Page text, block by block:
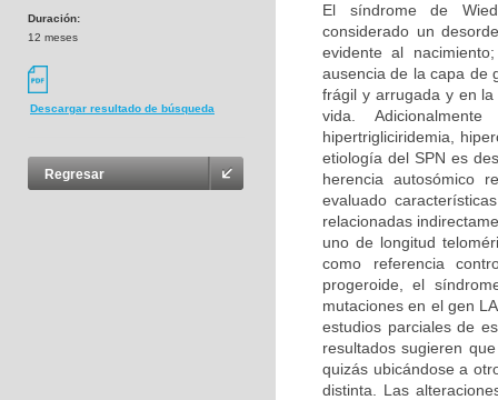
Duración:
12 meses
Descargar resultado de búsqueda
Regresar
El síndrome de
considerado un
evidente al
ausencia de la capa de
frágil y arrugada y en
vida.
hipertrigliciridemia,
etiología del SPN es
herencia autosómico
evaluado
relacionadas
uno de longitud
como referencia
progeroide, el
mutaciones en el gen
estudios parciales de
resultados sugieren
quizás ubicándose a
distinta. Las